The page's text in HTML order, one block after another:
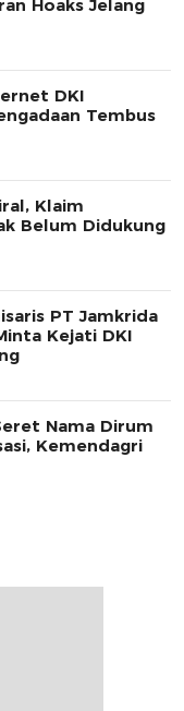
Hoaks Jelang
DKI
Tembus
Klaim
Belum Didukung
PT Jamkrida
Kejati DKI
Nama Dirum
Kemendagri